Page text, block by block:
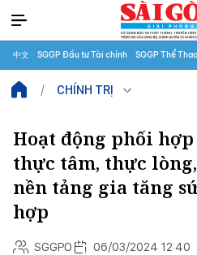
中文 SGGP Đầu tư Tài chính SGGP Thể Thao
CHÍNH TRỊ
Hoạt động phối
thực tâm, thực
nền tảng gia tăng
hợp
SGGPO 06/03/2024 12:40